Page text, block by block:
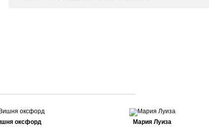
оксфорд Мария Луиза